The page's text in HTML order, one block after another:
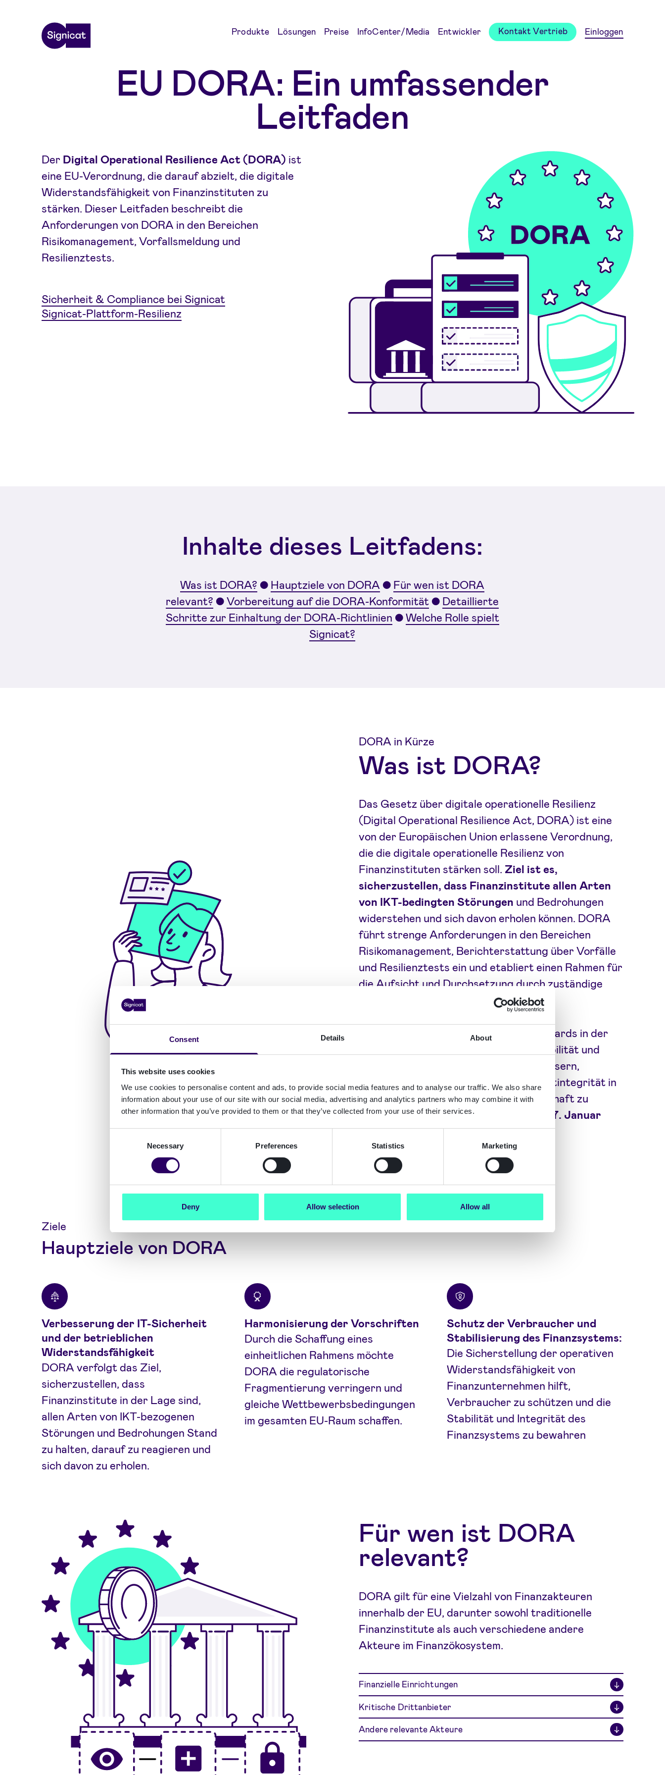
Consent Details About
This website uses cookies
We use cookies to personalise content and ads, to provide social media features and to analyse our traffic. We also share
information about your use of our site with our social media, advertising and analytics partners who may combine it with
other information that you’ve provided to them or that they’ve collected from your use of their services.
Necessary Preferences Statistics Marketing
Deny Allow selection Allow all
Produkte Lösungen Preise InfoCenter/Media Entwickler Kontakt Vertrieb Einloggen
EU DORA: Ein umfassender
Leitfaden
Der Digital Operational Resilience Act (DORA) ist
eine EU-Verordnung, die darauf abzielt, die digitale
Widerstandsfähigkeit von Finanzinstituten zu
stärken. Dieser Leitfaden beschreibt die
Anforderungen von DORA in den Bereichen
Risikomanagement, Vorfallsmeldung und
Resilienztests.
Sicherheit & Compliance bei Signicat
Signicat-Plattform-Resilienz
Inhalte dieses Leitfadens:
Was ist DORA? ● Hauptziele von DORA ● Für wen ist DORA
relevant? ●Vorbereitung auf die DORA-Konformität ● Detaillierte
Schritte zur Einhaltung der DORA-Richtlinien ●Welche Rolle spielt
Signicat?
DORA in Kürze
Was ist DORA?
Das Gesetz über digitale operationelle Resilienz
(Digital Operational Resilience Act, DORA) ist eine
von der Europäischen Union erlassene Verordnung,
die die digitale operationelle Resilienz von
Finanzinstituten stärken soll. Ziel ist es,
sicherzustellen, dass Finanzinstitute allen Arten
von IKT-bedingten Störungen und Bedrohungen
widerstehen und sich davon erholen können. DORA
führt strenge Anforderungen in den Bereichen
Risikomanagement, Berichterstattung über Vorfälle
und Resilienztests ein und etabliert einen Rahmen für
die Aufsicht und Durchsetzung durch zuständige
Durch die Harmonisierung dieser Standards in der
gesamten EU strebt DORA an, die Stabilität und
Sicherheit des Finanzsektors zu verbessern,
Verbraucher zu schützen und die Marktintegrität in
einer zunehmend digitalisierten Landschaft zu
wahren. Die Verordnung ist seit dem 17. Januar
2025 in Kraft.
Lesen Sie die Verordnung auf EUR-Lex.
Ziele
Hauptziele von DORA
Verbesserung der IT-Sicherheit
und der betrieblichen
Widerstandsfähigkeit
DORA verfolgt das Ziel,
sicherzustellen, dass
Finanzinstitute in der Lage sind,
allen Arten von IKT-bezogenen
Störungen und Bedrohungen Stand
zu halten, darauf zu reagieren und
sich davon zu erholen.
Harmonisierung der Vorschriften
Durch die Schaffung eines
einheitlichen Rahmens möchte
DORA die regulatorische
Fragmentierung verringern und
gleiche Wettbewerbsbedingungen
im gesamten EU-Raum schaffen.
Schutz der Verbraucher und
Stabilisierung des Finanzsystems:
Die Sicherstellung der operativen
Widerstandsfähigkeit von
Finanzunternehmen hilft,
Verbraucher zu schützen und die
Stabilität und Integrität des
Finanzsystems zu bewahren
Für wen ist DORA
relevant?
DORA gilt für eine Vielzahl von Finanzakteuren
innerhalb der EU, darunter sowohl traditionelle
Finanzinstitute als auch verschiedene andere
Akteure im Finanzökosystem.
Finanzielle Einrichtungen ↓
Kritische Drittanbieter ↓
Andere relevante Akteure ↓